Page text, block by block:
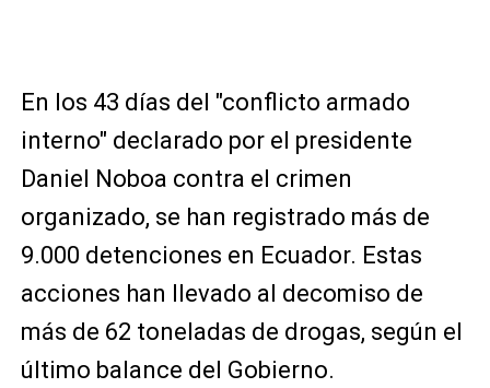
En los 43 días del "conflicto armado
interno" declarado por el presidente
Daniel Noboa contra el crimen
organizado, se han registrado más de
9.000 detenciones en Ecuador. Estas
acciones han llevado al decomiso de
más de 62 toneladas de drogas, según el
último balance del Gobierno.